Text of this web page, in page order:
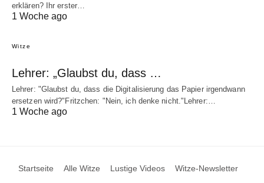
erklären? Ihr erster…
1 Woche ago
Witze
Lehrer: „Glaubst du, dass …
Lehrer: "Glaubst du, dass die Digitalisierung das Papier irgendwann
ersetzen wird?"Fritzchen: "Nein, ich denke nicht."Lehrer:…
1 Woche ago
Startseite Alle Witze Lustige Videos Witze-Newsletter